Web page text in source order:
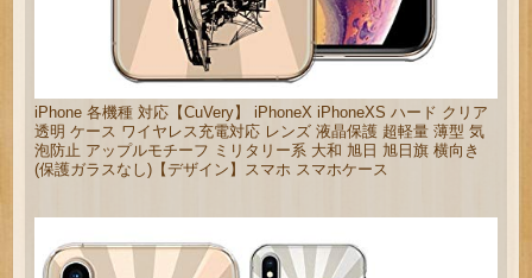
iPhone 各機種 対応【CuVery】 iPhoneX iPhoneXS ハード クリア
透明 ケース ワイヤレス充電対応 レンズ 液晶保護 超軽量 薄型 気
泡防止 アップルモチーフ ミリタリー系 大和 旭日 旭日旗 横向き
(保護ガラスなし)【デザイン】スマホ スマホケース